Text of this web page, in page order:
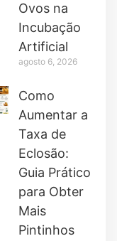
Ovos na
Incubação
Artificial
agosto 6, 2026
Como
Aumentar a
Taxa de
Eclosão:
Guia Prático
para Obter
Mais
Pintinhos